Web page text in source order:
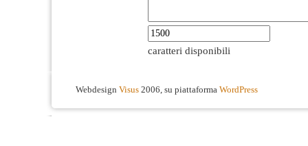
caratteri disponibili
Webdesign Visus 2006, su piattaforma WordPress